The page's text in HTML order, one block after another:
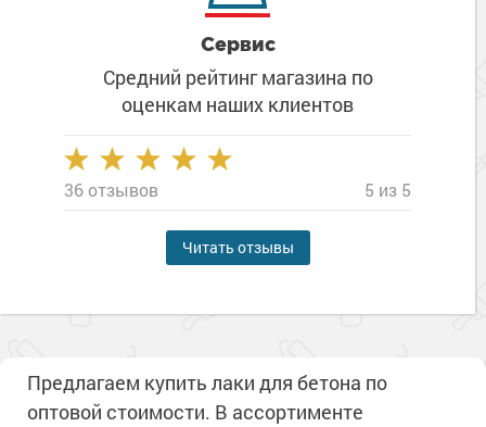
Сервис
Средний рейтинг магазина по
оценкам наших клиентов
36 отзывов 5 из 5
Читать отзывы
Предлагаем купить лаки для бетона по
оптовой стоимости. В ассортименте